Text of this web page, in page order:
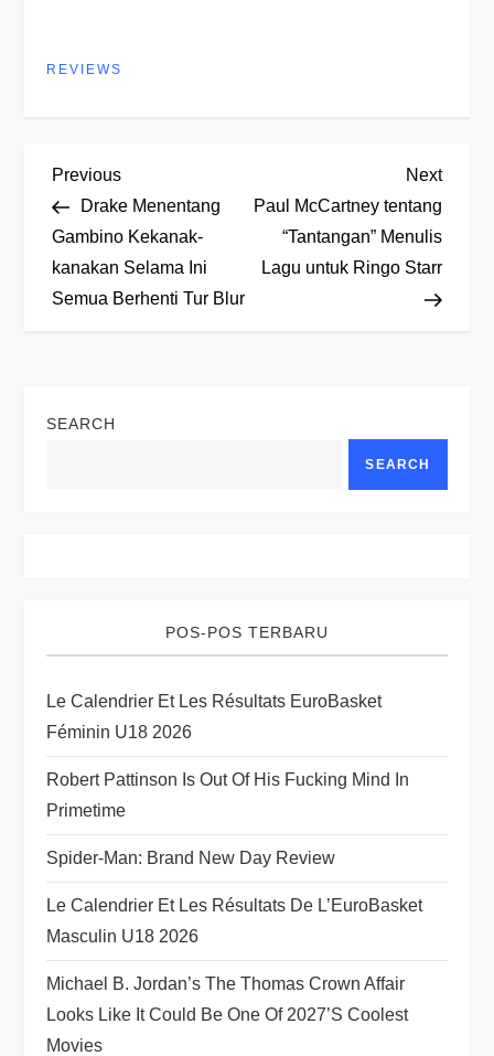
REVIEWS
P
o
s
a
a
t
i
o
n
Previous
Post
Previous
Drake Menentang
Gambino Kekanak-
kanakan Selama Ini
Semua Berhenti Tur Blur
Next
Post
Next
Paul McCartney tentang
“Tantangan” Menulis
Lagu untuk Ringo Starr
SEARCH
SEARCH
POS-POS TERBARU
Le Calendrier Et Les Résultats EuroBasket
Féminin U18 2026
Robert Pattinson Is Out Of His Fucking Mind In
Primetime
Spider-Man: Brand New Day Review
Le Calendrier Et Les Résultats De L’EuroBasket
Masculin U18 2026
Michael B. Jordan’s The Thomas Crown Affair
Looks Like It Could Be One Of 2027’s Coolest
Movies